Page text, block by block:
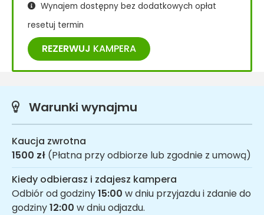
Wynajem dostępny bez dodatkowych opłat
resetuj termin
REZERWUJ KAMPERA
Warunki wynajmu
Kaucja zwrotna
1500 zł (Płatna przy odbiorze lub zgodnie z umową)
Kiedy odbierasz i zdajesz kampera
Odbiór od godziny15:00 w dniu przyjazdu i zdanie do
godziny12:00 w dniu odjazdu.